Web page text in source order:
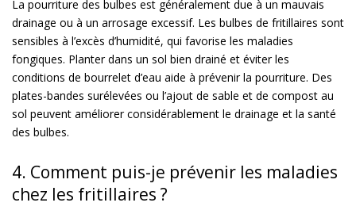
La pourriture des bulbes est généralement due à un mauvais
drainage ou à un arrosage excessif. Les bulbes de fritillaires sont
sensibles à l’excès d’humidité, qui favorise les maladies
fongiques. Planter dans un sol bien drainé et éviter les
conditions de bourrelet d’eau aide à prévenir la pourriture. Des
plates-bandes surélevées ou l’ajout de sable et de compost au
sol peuvent améliorer considérablement le drainage et la santé
des bulbes.
4. Comment puis-je prévenir les maladies
chez les fritillaires ?